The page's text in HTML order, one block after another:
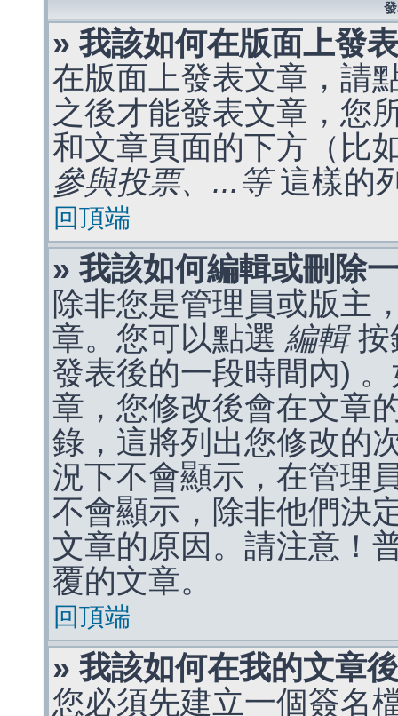
» 我該如何在版面上發
在版面上發表文章，請
之後才能發表文章，您
和文章頁面的下方（比
參與投票、...等這樣的
回頂端
» 我該如何編輯或刪除
除非您是管理員或版主
章。您可以點選 編輯按
發表後的一段時間內)
章，您修改後會在文章
錄，這將列出您修改的
況下不會顯示，在管理
不會顯示，除非他們決
文章的原因。請注意！
覆的文章。
回頂端
» 我該如何在我的文章
您必須先建立一個簽名